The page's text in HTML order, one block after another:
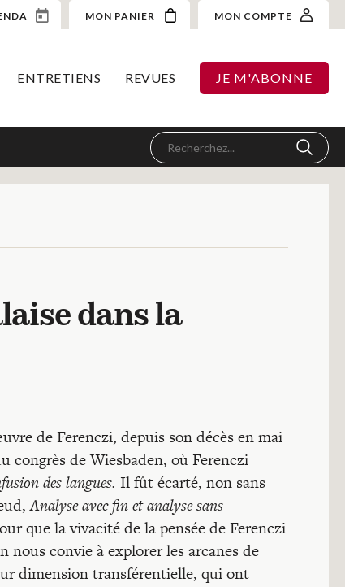
MON PANIER MON COMPTE
ENTRETIENS REVUES JE M'ABONNE
dans la
de Ferenczi, depuis son décès en mai
congrès de Wiesbaden, où Ferenczi
des langues. Il fût écarté, non sans
Analyse avec fin et analyse sans
que la vivacité de la pensée de Ferenczi
nous convie à explorer les arcanes de
dimension transférentielle, qui ont